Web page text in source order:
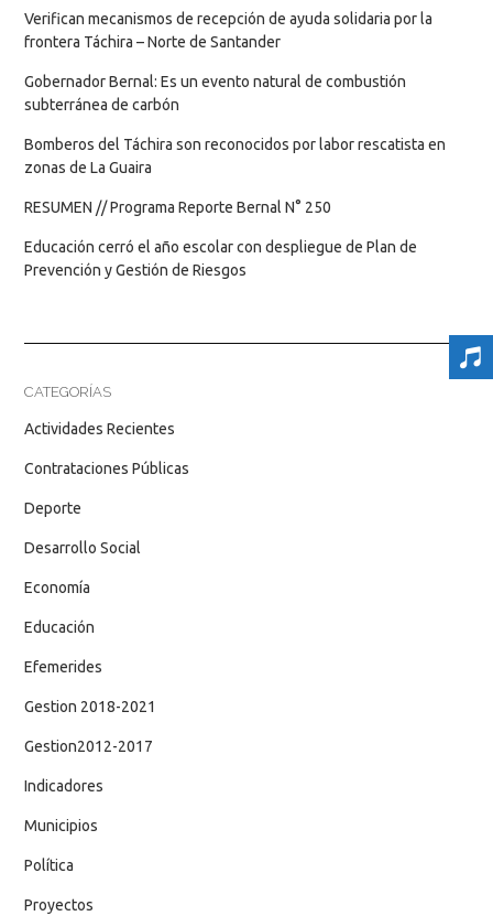
Verifican mecanismos de recepción de ayuda solidaria por la
frontera Táchira – Norte de Santander
Gobernador Bernal: Es un evento natural de combustión
subterránea de carbón
Bomberos del Táchira son reconocidos por labor rescatista en
zonas de La Guaira
RESUMEN // Programa Reporte Bernal N° 250
Educación cerró el año escolar con despliegue de Plan de
Prevención y Gestión de Riesgos
CATEGORÍAS
Actividades Recientes
Contrataciones Públicas
Deporte
Desarrollo Social
Economía
Educación
Efemerides
Gestion 2018-2021
Gestion2012-2017
Indicadores
Municipios
Política
Proyectos